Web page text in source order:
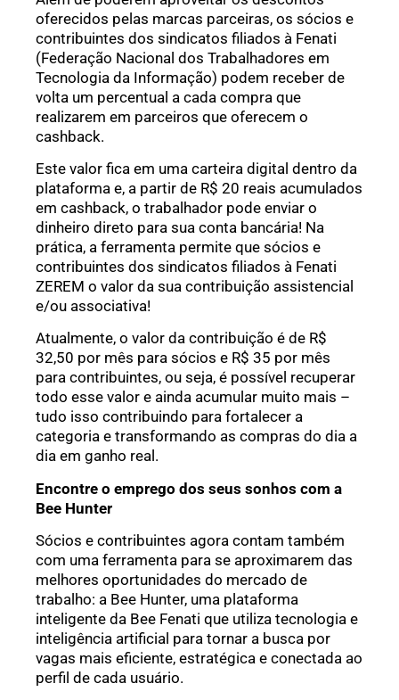
oferecidos pelas marcas parceiras, os sócios e
contribuintes dos sindicatos filiados à Fenati
(Federação Nacional dos Trabalhadores em
Tecnologia da Informação) podem receber de
volta um percentual a cada compra que
realizarem em parceiros que oferecem o
cashback.
Este valor fica em uma carteira digital dentro da
plataforma e, a partir de R$ 20 reais acumulados
em cashback, o trabalhador pode enviar o
dinheiro direto para sua conta bancária! Na
prática, a ferramenta permite que sócios e
contribuintes dos sindicatos filiados à Fenati
ZEREM o valor da sua contribuição assistencial
e/ou associativa!
Atualmente, o valor da contribuição é de R$
32,50 por mês para sócios e R$ 35 por mês
para contribuintes, ou seja, é possível recuperar
todo esse valor e ainda acumular muito mais –
tudo isso contribuindo para fortalecer a
categoria e transformando as compras do dia a
dia em ganho real.
Encontre o emprego dos seus sonhos com a
Bee Hunter
Sócios e contribuintes agora contam também
com uma ferramenta para se aproximarem das
melhores oportunidades do mercado de
trabalho: a Bee Hunter, uma plataforma
inteligente da Bee Fenati que utiliza tecnologia e
inteligência artificial para tornar a busca por
vagas mais eficiente, estratégica e conectada ao
perfil de cada usuário.